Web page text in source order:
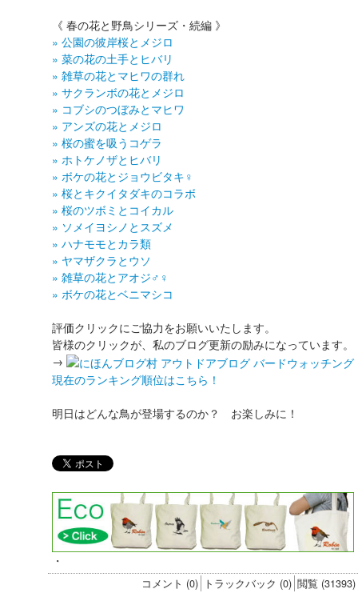
《 春の花と野鳥シリーズ・続編 》
» 公園の彼岸桜とメジロ
» 菜の花の土手とヒバリ
» 雑草の花とマヒワの群れ
» サクランボの花とメジロ
» コブシのつぼみとマヒワ
» アンズの花とメジロ
» 桜の蜜を吸うコゲラ
» ホトケノザとヒバリ
» ボケの花とジョウビタキ♀
» 桜とキクイタダキのコラボ
» 桜のツボミとコイカル
» ソメイヨシノとスズメ
» ハナモモとカラ類
» ヤマザクラとウソ
» 雑草の花とアオジ♂♀
» ボケの花とベニマシコ
評価クリックにご協力をお願いいたします。
皆様のクリックが、私のブログ更新の励みになっています。
→
現在のランキング順位はこちら！
明日はどんな鳥が登場するのか？ お楽しみに！
・
コメント (0) トラックバック (0) 閲覧 (31393)